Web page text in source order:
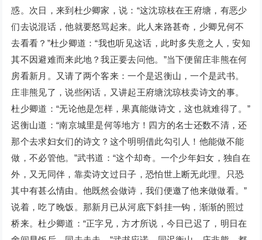
惑。次日，来到杜少卿家，说：“这沈琼枝在王府塘，有恶少
们去说混话，他就要怒骂起来。此人来路甚奇，少卿兄何不
去看看？”杜少卿道：“我也听见这话，此时多失意之人，安知
其不因避难而来此地？我正要去问他。”当下便留庄非熊在何
房看新月。又请了两个客来：一个是迟衡山，一个是武书。
庄非熊见了，说些闲话，又讲起王府塘沈琼枝卖诗文的事。
杜少卿道：“无论他是怎样，果真能做诗文，这也就难得了。”
迟衡山道：“南京城里是何等地方！四方的名士还数不清，还
那个去求妇女们的诗文？这个明明借此勾引人！他能做不能
做，不必管他。”武书道：“这个却奇。一个少年妇女，独自在
外，又无同伴，靠卖诗文过日子，恐怕世上断无此理。只恐
其中有甚么情由。他既然会做诗，我们便邀了他来做做看。”
说着，吃了晚饭。那新月已从河底下斜挂一钩，渐渐的照过
桥来。杜少卿道：“正字兄，方才所说，今日已迟了，明日在